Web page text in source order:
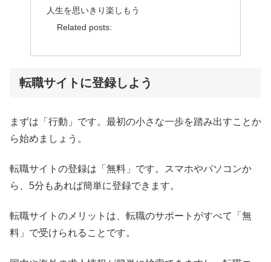
人生を思いきり楽しもう
Related posts:
転職サイトに登録しよう
まずは「行動」です。最初の小さな一歩を踏み出すことか
ら始めましょう。
転職サイトの登録は「無料」です。スマホやパソコンか
ら、5分もあれば簡単に登録できます。
転職サイトのメリットは、転職のサポートがすべて「無
料」で受けられることです。